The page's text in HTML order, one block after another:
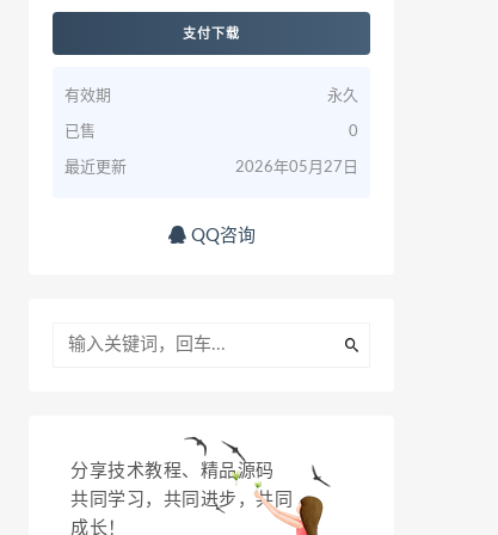
支付下载
有效期 永久
已售 0
最近更新 2026年05月27日
QQ咨询
分享技术教程、精品源码
共同学习，共同进步，共同
成长！